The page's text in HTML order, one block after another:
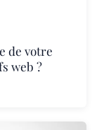
de votre
web ?